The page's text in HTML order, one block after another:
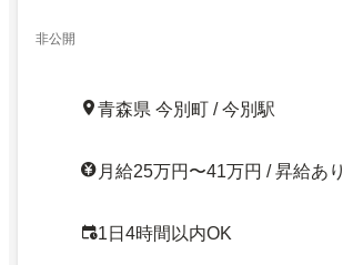
非公開
青森県 今別町 / 今別駅
月給25万円〜41万円 / 昇給あり
1日4時間以内OK